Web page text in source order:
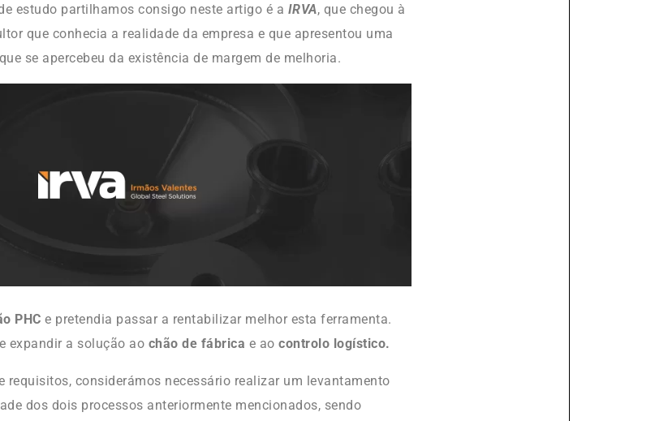
estudo partilhamos consigo neste artigo é a IRVA, que chegou à
que conhecia a realidade da empresa e que apresentou uma
se apercebeu da existência de margem de melhoria.
PHC e pretendia passar a rentabilizar melhor esta ferramenta.
expandir a solução ao chão de fábrica e aocontrolo logístico.
requisitos, considerámos necessário realizar um levantamento
dos dois processos anteriormente mencionados, sendo